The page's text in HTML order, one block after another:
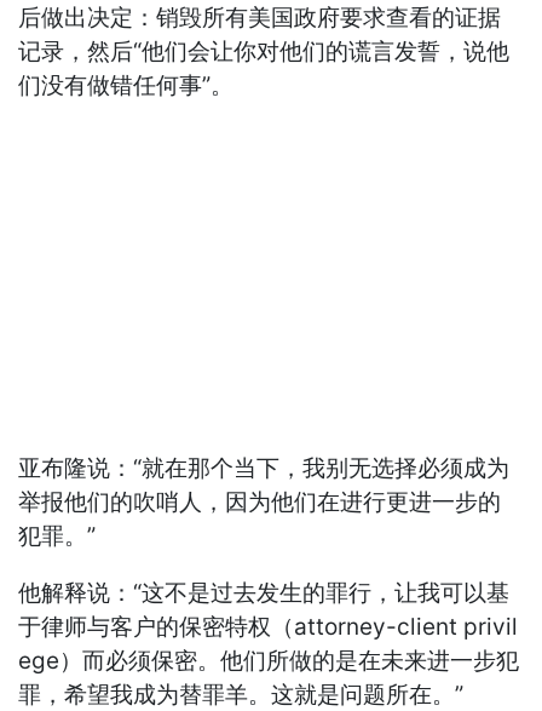
后做出决定：销毁所有美国政府要求查看的证据
记录，然后“他们会让你对他们的谎言发誓，说他
们没有做错任何事”。
亚布隆说：“就在那个当下，我别无选择必须成为
举报他们的吹哨人，因为他们在进行更进一步的
犯罪。”
他解释说：“这不是过去发生的罪行，让我可以基
于律师与客户的保密特权（attorney-client privil
ege）而必须保密。他们所做的是在未来进一步犯
罪，希望我成为替罪羊。这就是问题所在。”